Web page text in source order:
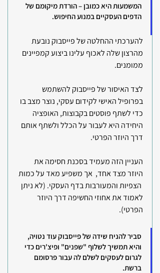
המשמעות היא כמובן – הורדת מיקומם של
הדפים העסקיים במנוע החיפוש.
להערכתי ההחלטה של פייסבוק נובעת
מהרצון שלה לאכוף עלינו ביצוע קמפיינים
ממומנים.
לצד האיסור של פייסבוק להשתמש
בפרופיל האישי לקידום עסקי, נוצר מצב בו
כדי לשתף פוסטים בקבוצות, האופציה
היחידה היא לעבור על הכלל ולשתף אותם
דרך היוזר הפרטי.
העניין הזה מעמיד בסכנת חסימה את
היוזר מצד אחד,  אך משפיע מאד על כמות
הצפיות והמעורבות בדף העסקי. (לא ניתן
לאמוד את אחוזי החשיפה דרך היוזר
הפרטי).
סביר להניח שידה של פייסבוק עוד נטויה,
והיא תמשיך לשלוף "שפנים" ופיצ'רים כדי
לגרום לעסקים לשלם לה עבור פרסומם
ברשת.